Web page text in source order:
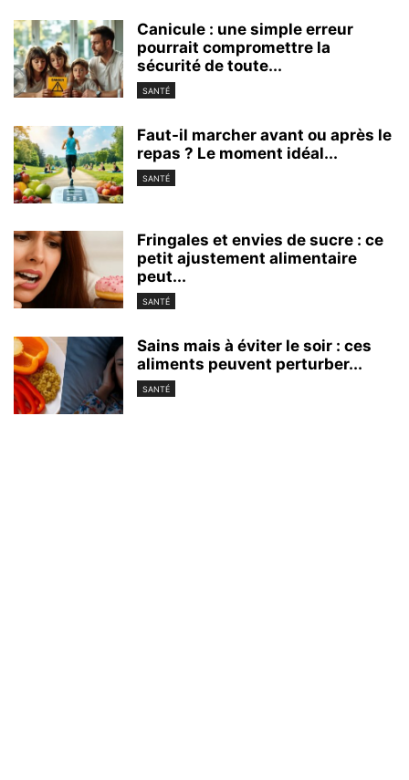
Canicule : une simple erreur
pourrait compromettre la
sécurité de toute...
SANTÉ
Faut-il marcher avant ou après le
repas ? Le moment idéal...
SANTÉ
Fringales et envies de sucre : ce
petit ajustement alimentaire
peut...
SANTÉ
Sains mais à éviter le soir : ces
aliments peuvent perturber...
SANTÉ